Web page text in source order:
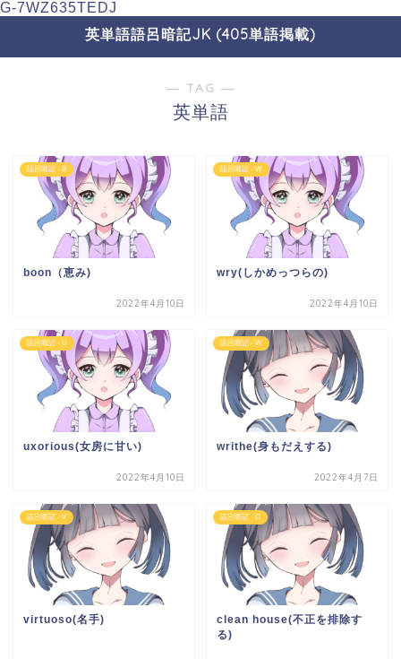
G-7WZ635TEDJ
英単語語呂暗記JK (405単語掲載)
― TAG ―
英単語
語呂暗記 - B
boon（恵み)
2022年4月10日
語呂暗記 - W
wry(しかめっつらの)
2022年4月10日
語呂暗記 - U
uxorious(女房に甘い)
2022年4月10日
語呂暗記 - W
writhe(身もだえする)
2022年4月7日
語呂暗記 - V
virtuoso(名手)
語呂暗記 - C
clean house(不正を排除す
る)